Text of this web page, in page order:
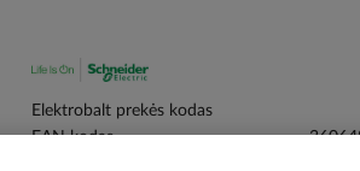
Elektrobalt prekės kodas
EAN kodas